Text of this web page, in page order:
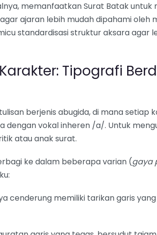
memanfaatkan Surat Batak
ajaran lebih mudah dipahami oleh
standardisasi struktur aksara agar
Tipografi
berjenis abugida, di mana setiap
dengan vokal inheren /a/. Untuk
atau anak surat.
ke dalam beberapa varian (gaya
cenderung memiliki tarikan garis